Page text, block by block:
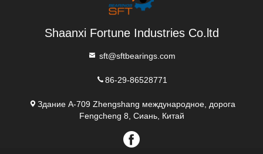
Shaanxi Fortune Industries Co.ltd
sft@sftbearings.com
86-29-86528771
Здание A-709 Zhengshang международное, дорога
Fengcheng 8, Сиань, Китай